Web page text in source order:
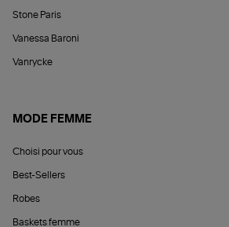
Stone Paris
Vanessa Baroni
Vanrycke
MODE FEMME
Choisi pour vous
Best-Sellers
Robes
Baskets femme